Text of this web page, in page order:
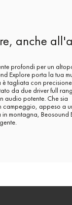
anche
profondi per un
Explore porta la tua
tagliata con
da due driver full
audio potente. Che sia
campeggio, appeso a
montagna, Beosound